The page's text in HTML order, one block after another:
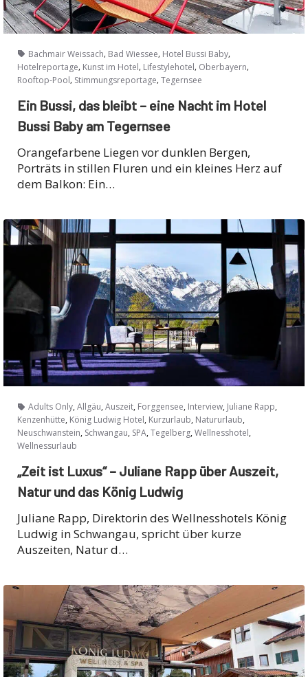
Bachmair Weissach, Bad Wiessee, Hotel Bussi Baby,
Hotelreportage, Kunst im Hotel, Lifestylehotel, Oberbayern,
Rooftop-Pool, Stimmungsreportage, Tegernsee
Ein Bussi, das bleibt – eine Nacht im Hotel
Bussi Baby am Tegernsee
Orangefarbene Liegen vor dunklen Bergen,
Porträts in stillen Fluren und ein kleines Herz auf
dem Balkon: Ein…
Adults Only, Allgäu, Auszeit, Forggensee, Interview, Juliane Rapp,
Kenzenhütte, König Ludwig Hotel, Kurzurlaub, Natururlaub,
Neuschwanstein, Schwangau, SPA, Tegelberg, Wellnesshotel,
Wellnessurlaub
„Zeit ist Luxus“ – Juliane Rapp über Auszeit,
Natur und das König Ludwig
Juliane Rapp, Direktorin des Wellnesshotels König
Ludwig in Schwangau, spricht über kurze
Auszeiten, Natur d…